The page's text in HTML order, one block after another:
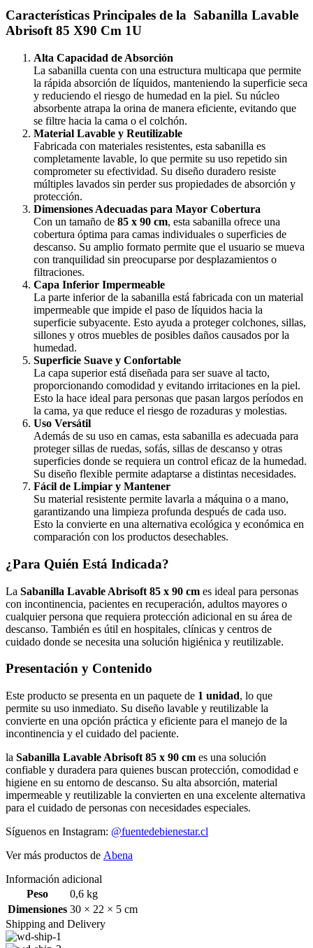
Características Principales de la Sabanilla Lavable
Abrisoft 85 X90 Cm 1U
Alta Capacidad de Absorción
La sabanilla cuenta con una estructura multicapa que permite
la rápida absorción de líquidos, manteniendo la superficie seca
y reduciendo el riesgo de humedad en la piel. Su núcleo
absorbente atrapa la orina de manera eficiente, evitando que
se filtre hacia la cama o el colchón.
Material Lavable y Reutilizable
Fabricada con materiales resistentes, esta sabanilla es
completamente lavable, lo que permite su uso repetido sin
comprometer su efectividad. Su diseño duradero resiste
múltiples lavados sin perder sus propiedades de absorción y
protección.
Dimensiones Adecuadas para Mayor Cobertura
Con un tamaño de 85 x 90 cm, esta sabanilla ofrece una
cobertura óptima para camas individuales o superficies de
descanso. Su amplio formato permite que el usuario se mueva
con tranquilidad sin preocuparse por desplazamientos o
filtraciones.
Capa Inferior Impermeable
La parte inferior de la sabanilla está fabricada con un material
impermeable que impide el paso de líquidos hacia la
superficie subyacente. Esto ayuda a proteger colchones, sillas,
sillones y otros muebles de posibles daños causados por la
humedad.
Superficie Suave y Confortable
La capa superior está diseñada para ser suave al tacto,
proporcionando comodidad y evitando irritaciones en la piel.
Esto la hace ideal para personas que pasan largos períodos en
la cama, ya que reduce el riesgo de rozaduras y molestias.
Uso Versátil
Además de su uso en camas, esta sabanilla es adecuada para
proteger sillas de ruedas, sofás, sillas de descanso y otras
superficies donde se requiera un control eficaz de la humedad.
Su diseño flexible permite adaptarse a distintas necesidades.
Fácil de Limpiar y Mantener
Su material resistente permite lavarla a máquina o a mano,
garantizando una limpieza profunda después de cada uso.
Esto la convierte en una alternativa ecológica y económica en
comparación con los productos desechables.
¿Para Quién Está Indicada?
La Sabanilla Lavable Abrisoft 85 x 90 cm es ideal para personas
con incontinencia, pacientes en recuperación, adultos mayores o
cualquier persona que requiera protección adicional en su área de
descanso. También es útil en hospitales, clínicas y centros de
cuidado donde se necesita una solución higiénica y reutilizable.
Presentación y Contenido
Este producto se presenta en un paquete de 1 unidad, lo que
permite su uso inmediato. Su diseño lavable y reutilizable la
convierte en una opción práctica y eficiente para el manejo de la
incontinencia y el cuidado del paciente.
la Sabanilla Lavable Abrisoft 85 x 90 cm es una solución
confiable y duradera para quienes buscan protección, comodidad e
higiene en su entorno de descanso. Su alta absorción, material
impermeable y reutilizable la convierten en una excelente alternativa
para el cuidado de personas con necesidades especiales.
Síguenos en Instagram: @fuentedebienestar.cl
Ver más productos de Abena
Información adicional
Peso
0,6 kg
Dimensiones 30 × 22 × 5 cm
Shipping and Delivery